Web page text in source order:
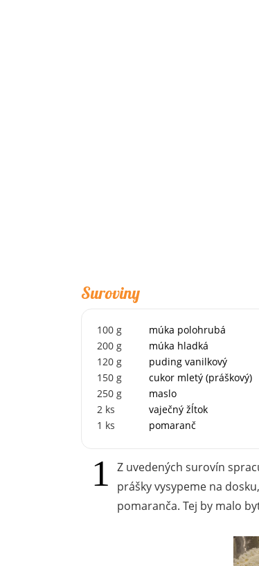
Suroviny
100 g
múka polohrubá
200 g
múka hladká
120 g
puding vanilkový
150 g
cukor mletý (práškový)
250 g
maslo
2 ks
vaječný žĺtok
1 ks pomaranč
Z uvedených surovín
prášky vysypeme na
pomaranča. Tej by malo